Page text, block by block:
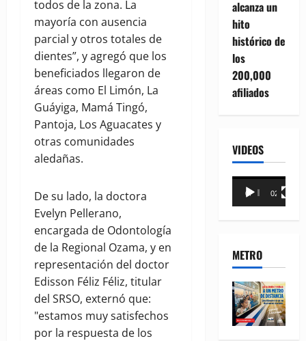
todos de la zona. La
mayoría con ausencia
parcial y otros totales de
dientes”, y agregó que los
beneficiados llegaron de
áreas como El Limón, La
Guáyiga, Mamá Tingó,
Pantoja, Los Aguacates y
otras comunidades
aledañas.
De su lado, la doctora
Evelyn Pellerano,
encargada de Odontología
de la Regional Ozama, y en
representación del doctor
Edisson Féliz Féliz, titular
del SRSO, externó que:
"estamos muy satisfechos
por la respuesta de los
alcanza un
hito
histórico de
los
200,000
afiliados
VIDEOS
Reproductor
00:00 02:18
METRO